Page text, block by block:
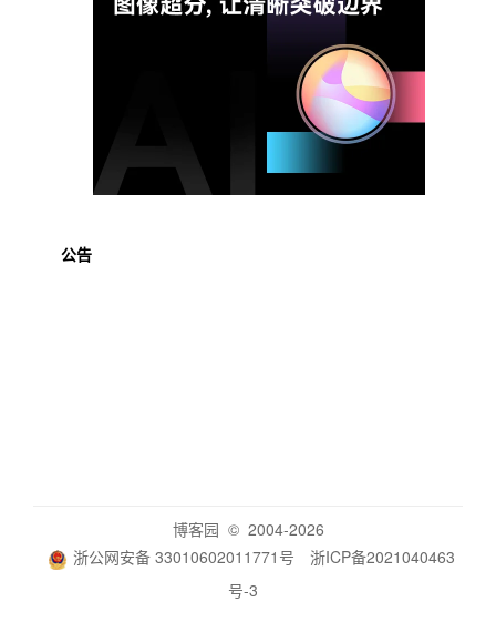
公告
博客园 © 2004-2026
浙公网安备 33010602011771号
浙ICP备2021040463
号-3